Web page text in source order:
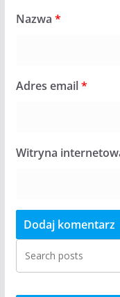
Nazwa *
Adres email*
Witryna